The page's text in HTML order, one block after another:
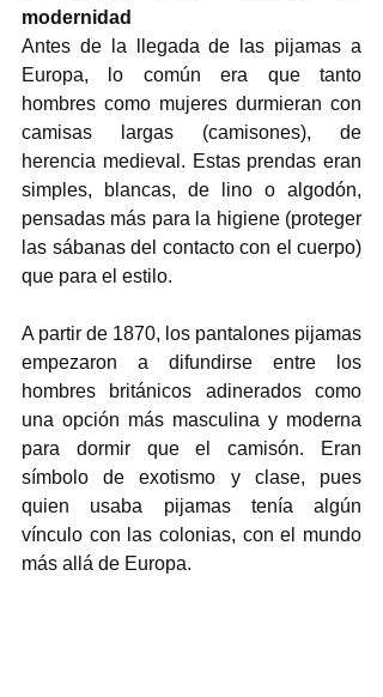
modernidad
Antes de la llegada de las pijamas a
Europa, lo común era que tanto
hombres como mujeres durmieran con
camisas largas (camisones), de
herencia medieval. Estas prendas eran
simples, blancas, de lino o algodón,
pensadas más para la higiene (proteger
las sábanas del contacto con el cuerpo)
que para el estilo.
A partir de 1870, los pantalones pijamas
empezaron a difundirse entre los
hombres británicos adinerados como
una opción más masculina y moderna
para dormir que el camisón. Eran
símbolo de exotismo y clase, pues
quien usaba pijamas tenía algún
vínculo con las colonias, con el mundo
más allá de Europa.